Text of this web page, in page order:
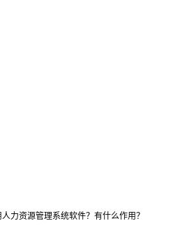
力资源管理系统软件？有什么作用？